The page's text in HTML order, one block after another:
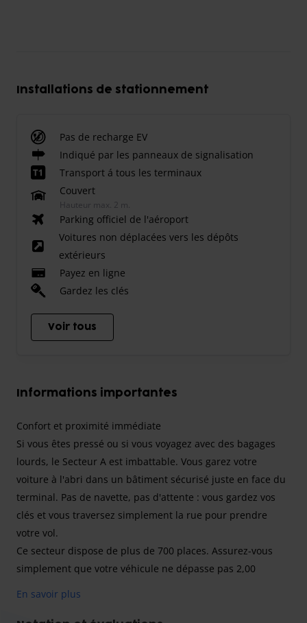
Installations de stationnement
Pas de recharge EV
Indiqué par les panneaux de signalisation
Transport á tous les terminaux
Couvert
Hauteur max. 2 m.
Parking officiel de l'aéroport
Voitures non déplacées vers les dépôts
extérieurs
Payez en ligne
Gardez les clés
Voir tous
Informations importantes
Confort et proximité immédiate
Si vous êtes pressé ou si vous voyagez avec des bagages
lourds, le Secteur A est imbattable. Vous garez votre
voiture à l'abri dans un bâtiment sécurisé juste en face du
terminal. Pas de navette, pas d'attente : vous gardez vos
clés et vous traversez simplement la rue pour prendre
votre vol.
Ce secteur dispose de plus de 700 places. Assurez-vous
simplement que votre véhicule ne dépasse pas 2,00
En savoir plus